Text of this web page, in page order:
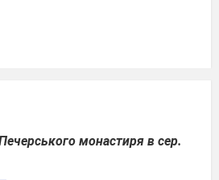
монастиря в сер.